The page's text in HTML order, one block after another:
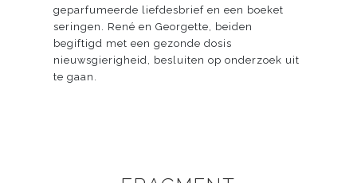
geparfumeerde liefdesbrief en een boeket
seringen. René en Georgette, beiden
begiftigd met een gezonde dosis
nieuwsgierigheid, besluiten op onderzoek uit
te gaan.